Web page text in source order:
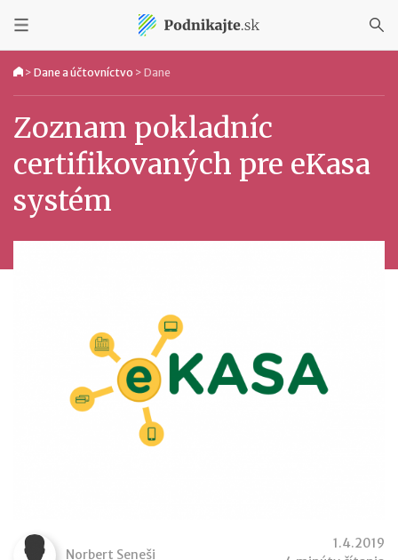
> Dane a účtovníctvo > Dane
Zoznam pokladníc
certifikovaných pre eKasa
systém
Norbert Seneši
1.4.2019